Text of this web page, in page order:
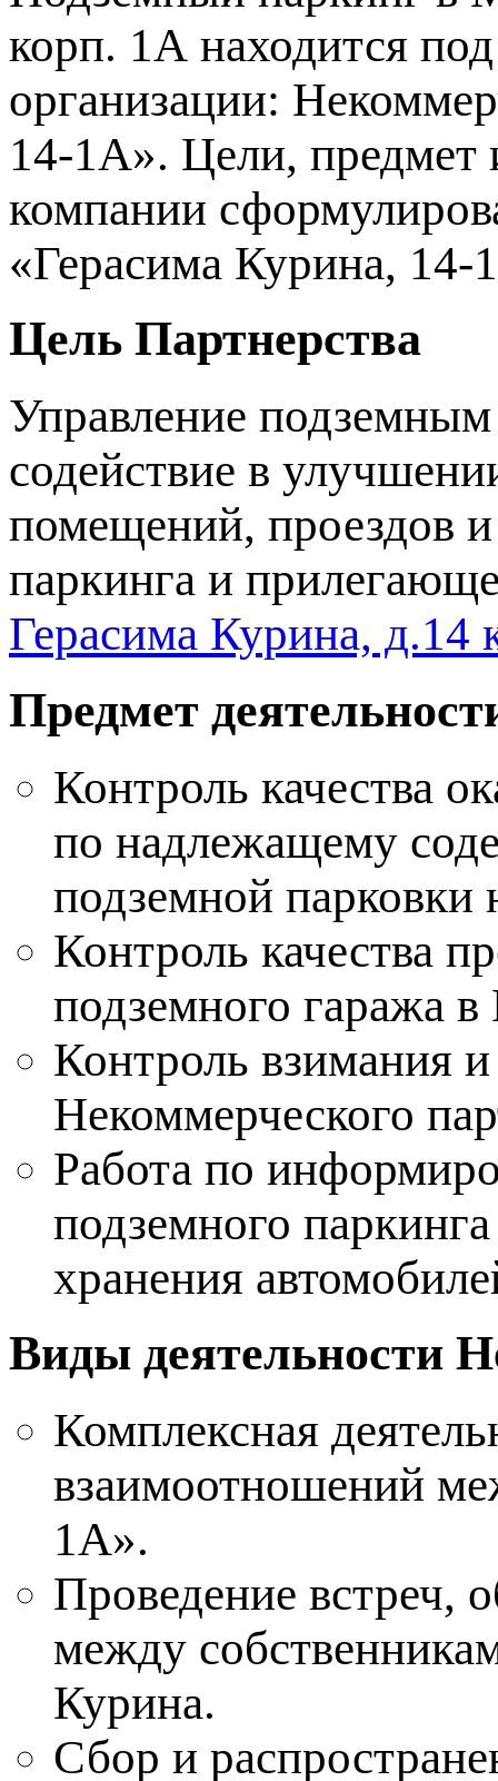
корп. 1А находится
организации:
14-1А». Цели, предмет
компании
«Герасима Курина, 14-
Цель Партнерства
Управление
содействие в
помещений, проездов
паркинга и
Герасима Курина, д.14
Предмет
Контроль качества
по надлежащему
подземной парковки
Контроль качества
подземного гаража
Контроль взимания
Некоммерческого
Работа по
подземного
хранения
Виды деятельности
Комплексная
взаимоотношений
1А».
Проведение встреч,
между
Курина.
Сбор и